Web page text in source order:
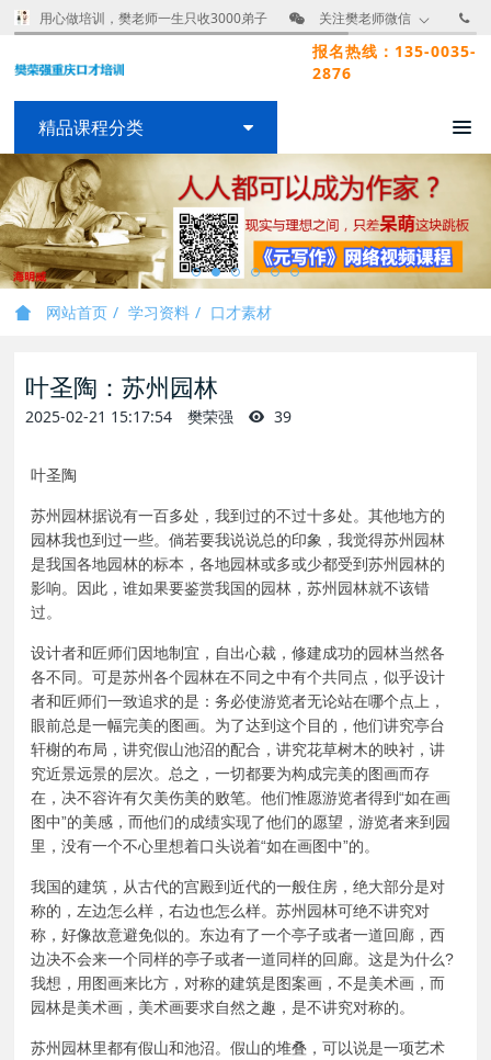
用心做培训，樊老师一生只收3000弟子 关注樊老师微信
报名热线：135-0035-
2876
精品课程分类
网站首页 学习资料 口才素材
叶圣陶：苏州园林
2025-02-21 15:17:54 樊荣强 39
叶圣陶
苏州园林据说有一百多处，我到过的不过十多处。其他地方的
园林我也到过一些。倘若要我说说总的印象，我觉得苏州园林
是我国各地园林的标本，各地园林或多或少都受到苏州园林的
影响。因此，谁如果要鉴赏我国的园林，苏州园林就不该错
过。
设计者和匠师们因地制宜，自出心裁，修建成功的园林当然各
各不同。可是苏州各个园林在不同之中有个共同点，似乎设计
者和匠师们一致追求的是：务必使游览者无论站在哪个点上，
眼前总是一幅完美的图画。为了达到这个目的，他们讲究亭台
轩榭的布局，讲究假山池沼的配合，讲究花草树木的映衬，讲
究近景远景的层次。总之，一切都要为构成完美的图画而存
在，决不容许有欠美伤美的败笔。他们惟愿游览者得到“如在画
图中”的美感，而他们的成绩实现了他们的愿望，游览者来到园
里，没有一个不心里想着口头说着“如在画图中”的。
我国的建筑，从古代的宫殿到近代的一般住房，绝大部分是对
称的，左边怎么样，右边也怎么样。苏州园林可绝不讲究对
称，好像故意避免似的。东边有了一个亭子或者一道回廊，西
边决不会来一个同样的亭子或者一道同样的回廊。这是为什么?
我想，用图画来比方，对称的建筑是图案画，不是美术画，而
园林是美术画，美术画要求自然之趣，是不讲究对称的。
苏州园林里都有假山和池沼。假山的堆叠，可以说是一项艺术